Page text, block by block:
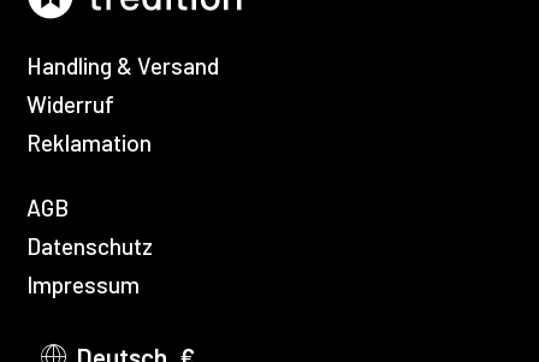
Handling & Versand
Widerruf
Reklamation
AGB
Datenschutz
Impressum